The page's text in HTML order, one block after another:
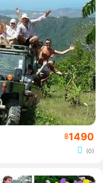
฿1490
(0)